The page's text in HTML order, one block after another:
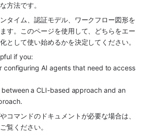
方法です。
タイム、認証モデル、ワークフロー図形を
す。このページを使用して、どちらをエー
として使い始めるかを決定してください。
if you:
configuring AI agents that need to access
a CLI-based approach and an
コマンドのドキュメントが必要な場合は、
覧ください。